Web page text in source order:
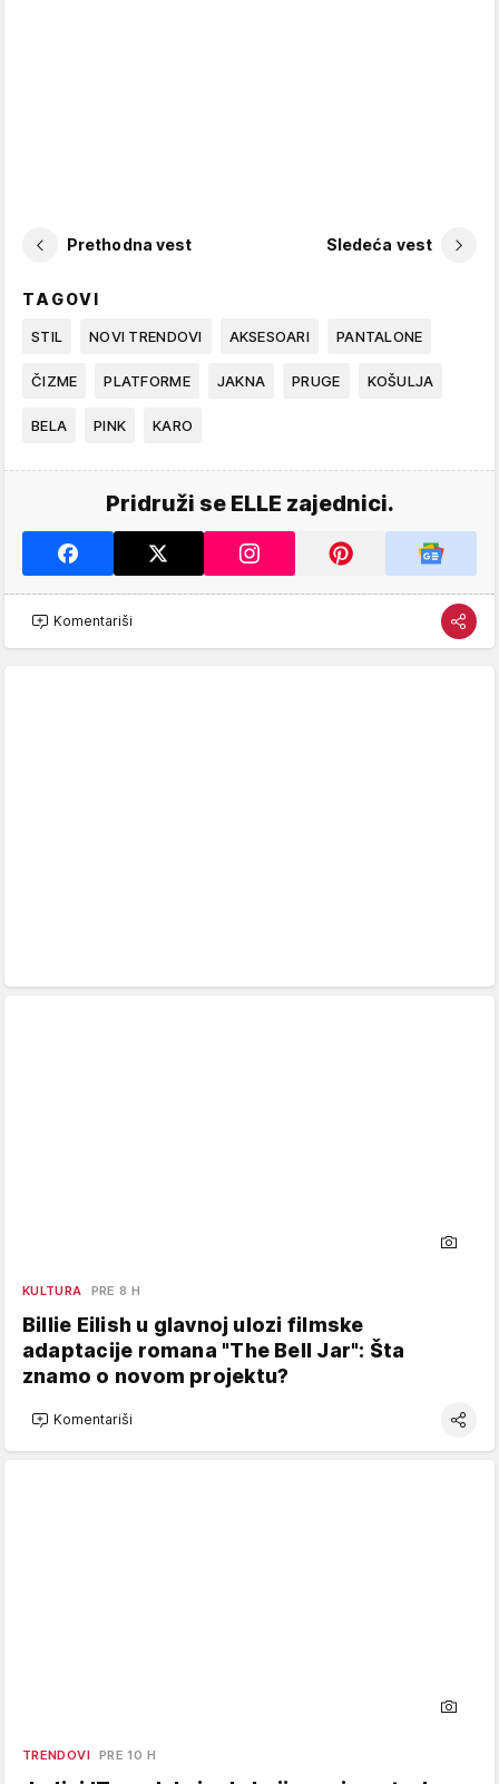
Prethodna vest Sledeća vest
TAGOVI
STIL NOVI TRENDOVI AKSESOARI PANTALONE
ČIZME PLATFORME JAKNA PRUGE KOŠULJA
BELA PINK KARO
Pridruži se ELLE zajednici.
Komentariši
KULTURA PRE 8 H
Billie Eilish u glavnoj ulozi filmske
adaptacije romana "The Bell Jar": Šta
znamo o novom projektu?
Komentariši
TRENDOVI PRE 10 H